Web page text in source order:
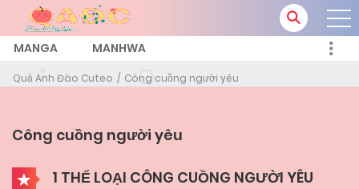
MANGA MANHWA
Quả Anh Đào Cuteo Công cuồng người yêu
Công cuồng người yêu
1 THỂ LOẠI CÔNG CUỒNG NGƯỜI YÊU